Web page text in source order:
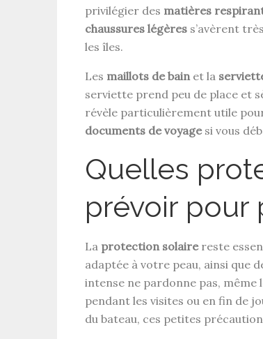
privilégier des matières
chaussures légères s’avèrent
les îles.
Les maillots de bain et la
serviette prend peu de place et
révèle particulièrement utile
documents de voyagesi vous
Quelles
prévoir pour
La protection solairereste
adaptée à votre peau, ainsi que
intense ne pardonne pas, même
pendant les visites ou en fin de
du bateau, ces petites